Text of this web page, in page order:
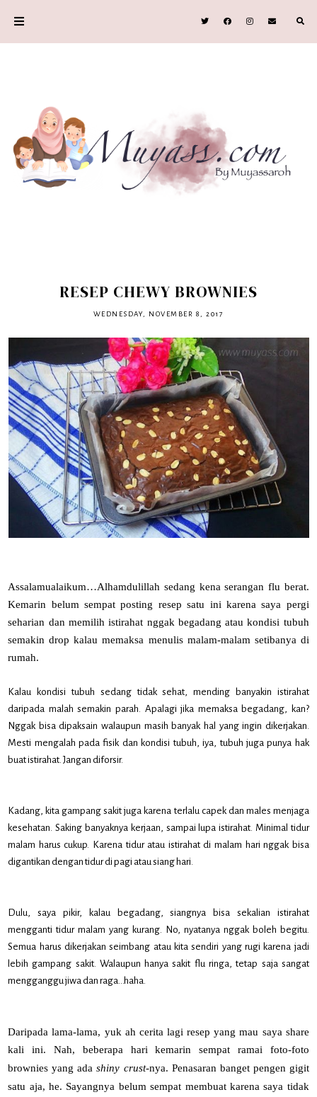
RESEP CHEWY BROWNIES
WEDNESDAY, NOVEMBER 8, 2017
Assalamualaikum…Alhamdulillah sedang kena serangan flu berat.
Kemarin belum sempat posting resep satu ini karena saya pergi
seharian dan memilih istirahat nggak begadang atau kondisi tubuh
semakin drop kalau memaksa menulis malam-malam setibanya di
rumah.
Kalau kondisi tubuh sedang tidak sehat, mending banyakin istirahat
daripada malah semakin parah. Apalagi jika memaksa begadang, kan?
Nggak bisa dipaksain walaupun masih banyak hal yang ingin dikerjakan.
Mesti mengalah pada fisik dan kondisi tubuh, iya, tubuh juga punya hak
buat istirahat. Jangan diforsir.
Kadang, kita gampang sakit juga karena terlalu capek dan males menjaga
kesehatan. Saking banyaknya kerjaan, sampai lupa istirahat. Minimal tidur
malam harus cukup. Karena tidur atau istirahat di malam hari nggak bisa
digantikan dengan tidur di pagi atau siang hari.
Dulu, saya pikir, kalau begadang, siangnya bisa sekalian istirahat
mengganti tidur malam yang kurang. No, nyatanya nggak boleh begitu.
Semua harus dikerjakan seimbang atau kita sendiri yang rugi karena jadi
lebih gampang sakit. Walaupun hanya sakit flu ringa, tetap saja sangat
mengganggu jiwa dan raga...haha.
Daripada lama-lama, yuk ah cerita lagi resep yang mau saya share
kali ini. Nah, beberapa hari kemarin sempat ramai foto-foto
brownies yang adashiny crust-nya. Penasaran banget pengen gigit
satu aja, he. Sayangnya belum sempat membuat karena saya tidak